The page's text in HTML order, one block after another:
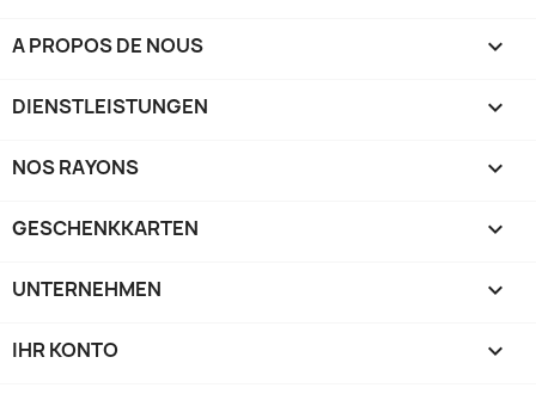
A PROPOS DE NOUS 
DIENSTLEISTUNGEN 
NOS RAYONS 
GESCHENKKARTEN 
UNTERNEHMEN 
IHR KONTO 